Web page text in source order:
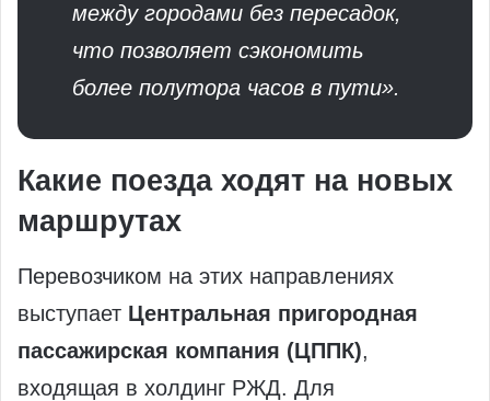
между городами без пересадок,
что позволяет сэкономить
более полутора часов в пути».
Какие поезда ходят на новых
маршрутах
Перевозчиком на этих направлениях
выступает Центральная пригородная
пассажирская компания (ЦППК),
входящая в холдинг РЖД. Для